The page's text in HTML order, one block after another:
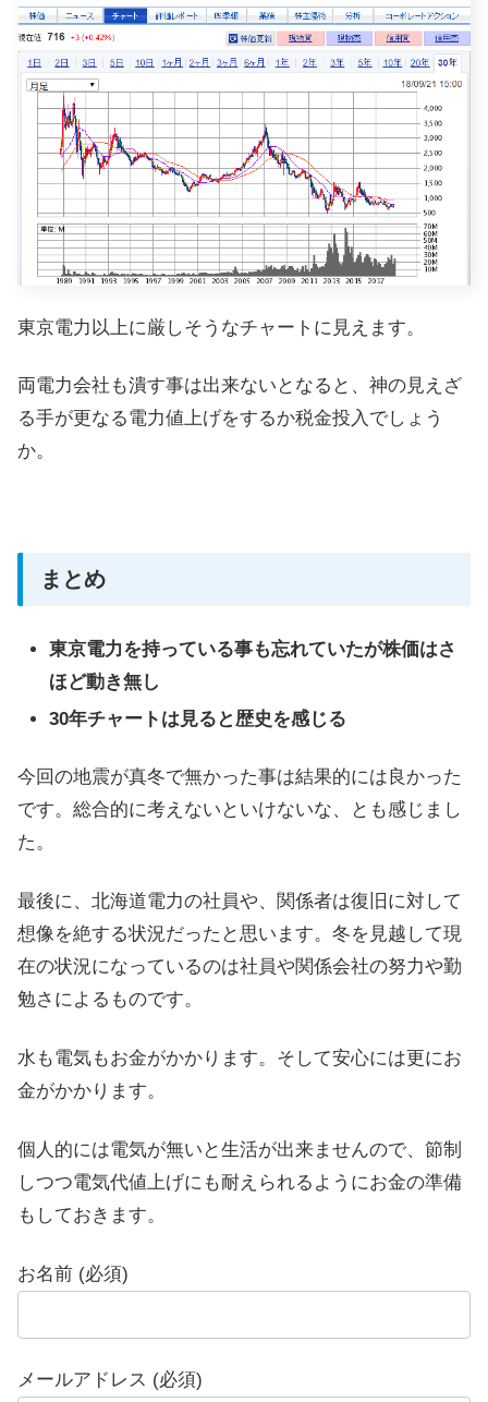
東京電力以上に厳しそうなチャートに見えます。
両電力会社も潰す事は出来ないとなると、神の見えざ
る手が更なる電力値上げをするか税金投入でしょう
か。
まとめ
東京電力を持っている事も忘れていたが株価はさ
ほど動き無し
30年チャートは見ると歴史を感じる
今回の地震が真冬で無かった事は結果的には良かった
です。総合的に考えないといけないな、とも感じまし
た。
最後に、北海道電力の社員や、関係者は復旧に対して
想像を絶する状況だったと思います。冬を見越して現
在の状況になっているのは社員や関係会社の努力や勤
勉さによるものです。
水も電気もお金がかかります。そして安心には更にお
金がかかります。
個人的には電気が無いと生活が出来ませんので、節制
しつつ電気代値上げにも耐えられるようにお金の準備
もしておきます。
お名前 (必須)
メールアドレス (必須)